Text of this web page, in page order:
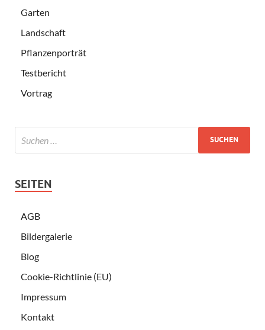
Garten
Landschaft
Pflanzenporträt
Testbericht
Vortrag
SEITEN
AGB
Bildergalerie
Blog
Cookie-Richtlinie (EU)
Impressum
Kontakt